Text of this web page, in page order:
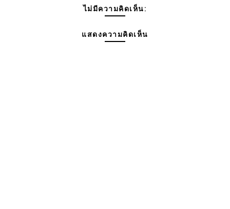
ไม่มีความคิดเห็น:
แสดงความคิดเห็น